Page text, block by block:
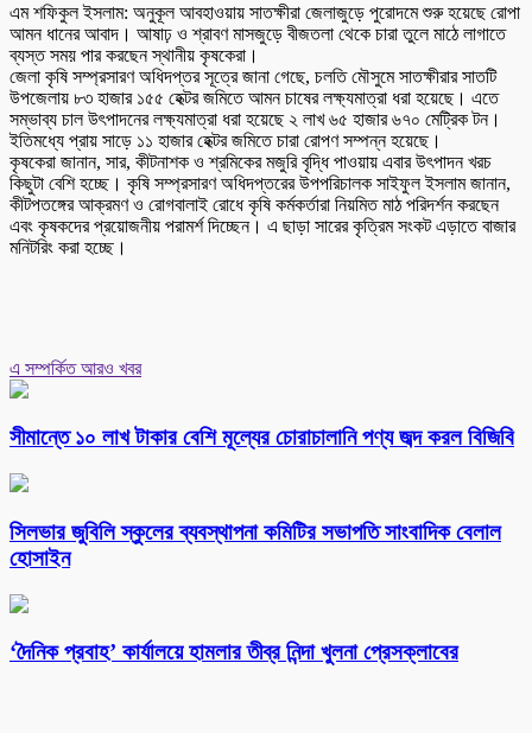
এম শফিকুল ইসলাম: অনুকূল আবহাওয়ায় সাতক্ষীরা জেলাজুড়ে পুরোদমে শুরু হয়েছে রোপা
আমন ধানের আবাদ। আষাঢ় ও শ্রাবণ মাসজুড়ে বীজতলা থেকে চারা তুলে মাঠে লাগাতে
ব্যস্ত সময় পার করছেন স্থানীয় কৃষকেরা।
জেলা কৃষি সম্প্রসারণ অধিদপ্তর সূত্রে জানা গেছে, চলতি মৌসুমে সাতক্ষীরার সাতটি
উপজেলায় ৮৩ হাজার ১৫৫ হেক্টর জমিতে আমন চাষের লক্ষ্যমাত্রা ধরা হয়েছে। এতে
সম্ভাব্য চাল উৎপাদনের লক্ষ্যমাত্রা ধরা হয়েছে ২ লাখ ৬৫ হাজার ৬৭০ মেট্রিক টন।
ইতিমধ্যে প্রায় সাড়ে ১১ হাজার হেক্টর জমিতে চারা রোপণ সম্পন্ন হয়েছে।
কৃষকেরা জানান, সার, কীটনাশক ও শ্রমিকের মজুরি বৃদ্ধি পাওয়ায় এবার উৎপাদন খরচ
কিছুটা বেশি হচ্ছে। কৃষি সম্প্রসারণ অধিদপ্তরের উপপরিচালক সাইফুল ইসলাম জানান,
কীটপতঙ্গের আক্রমণ ও রোগবালাই রোধে কৃষি কর্মকর্তারা নিয়মিত মাঠ পরিদর্শন করছেন
এবং কৃষকদের প্রয়োজনীয় পরামর্শ দিচ্ছেন। এ ছাড়া সারের কৃত্রিম সংকট এড়াতে বাজার
মনিটরিং করা হচ্ছে।
এ সম্পর্কিত আরও খবর
সীমান্তে ১০ লাখ টাকার বেশি মূল্যের চোরাচালানি পণ্য জব্দ করল বিজিবি
সিলভার জুবিলি স্কুলের ব্যবস্থাপনা কমিটির সভাপতি সাংবাদিক বেলাল
হোসাইন
‘দৈনিক প্রবাহ’ কার্যালয়ে হামলার তীব্র নিন্দা খুলনা প্রেসক্লাবের